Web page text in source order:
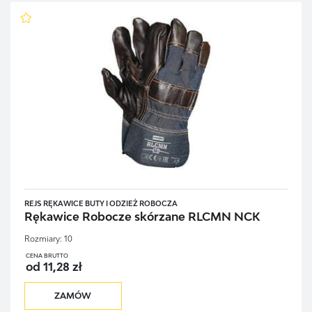
REJS RĘKAWICE BUTY I ODZIEŻ ROBOCZA
Rękawice Robocze skórzane RLCMN NCK
Rozmiary: 10
CENA BRUTTO
od 11,28 zł
ZAMÓW